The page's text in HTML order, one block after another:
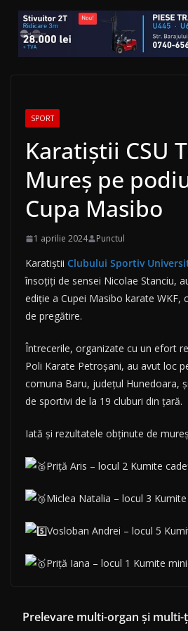
SPORT
Karatiștii CSU
Mureș pe
Cupa Masibo
1 aprilie 2024 Punctul
Karatiștii Clubului Sportiv
însoțiți de sensei Nicolae Stanciu,
ediție a Cupei Masibo karate WKF,
de pregătire.
Întrecerile, organizate cu un efort
Poli Karate Petroșani, au avut loc
comuna Baru, județul Hunedoara,
de sportivi de la 19 cluburi din țară.
Iată și rezultatele obținute de
Priță Aris – locul 2 Kumite
Miclea Natalia – locul 3
Vosloban Andrei – locul 5
Priță Iana – locul 1 Kumite
Prelevare multi-organ şi multi-